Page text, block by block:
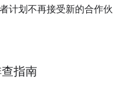
计划不再接受新的合作伙
指南